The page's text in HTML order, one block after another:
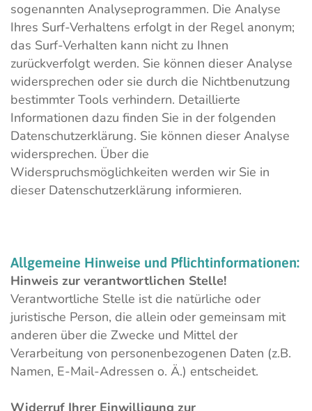
sogenannten Analyseprogrammen. Die Analyse
Ihres Surf-Verhaltens erfolgt in der Regel anonym;
das Surf-Verhalten kann nicht zu Ihnen
zurückverfolgt werden. Sie können dieser Analyse
widersprechen oder sie durch die Nichtbenutzung
bestimmter Tools verhindern. Detaillierte
Informationen dazu finden Sie in der folgenden
Datenschutzerklärung. Sie können dieser Analyse
widersprechen. Über die
Widerspruchsmöglichkeiten werden wir Sie in
dieser Datenschutzerklärung informieren.
Allgemeine Hinweise und Pflichtinformationen:
Hinweis zur verantwortlichen Stelle!
Verantwortliche Stelle ist die natürliche oder
juristische Person, die allein oder gemeinsam mit
anderen über die Zwecke und Mittel der
Verarbeitung von personenbezogenen Daten (z.B.
Namen, E-Mail-Adressen o. Ä.) entscheidet.
Widerruf Ihrer Einwilligung zur